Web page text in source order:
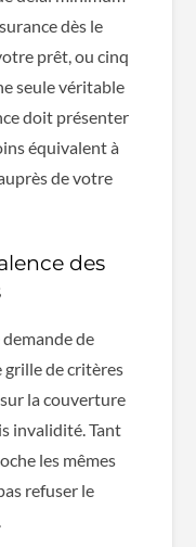
dès le
prêt, ou cinq
seule véritable
doit présenter
équivalent à
de votre
des
de
grille de critères
la couverture
invalidité. Tant
les mêmes
refuser le